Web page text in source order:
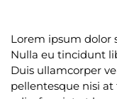
Lorem ipsum dolor
Nulla eu tincidunt
Duis ullamcorper
pellentesque nisi